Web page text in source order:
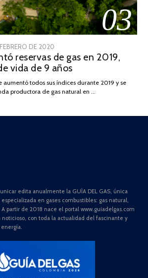
03
DE 2020
DE
JULIO
2025
reservas de gas en 2019,
vida de 9 años
aumentó todos sus índices durante 2019 y se
productora de gas natural en …
edita anualmente la GUÍA DEL GAS, única
en gases combustibles: gas natural,
A partir de 2018 nace el portal www.guiadelgas.com
con toda la actualidad del fascinante y